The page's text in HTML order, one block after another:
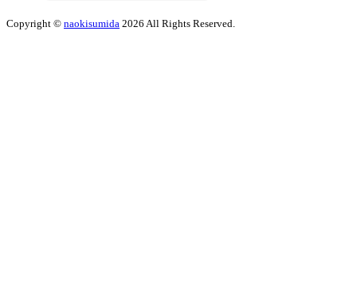
Copyright © naokisumida 2026 All Rights Reserved.